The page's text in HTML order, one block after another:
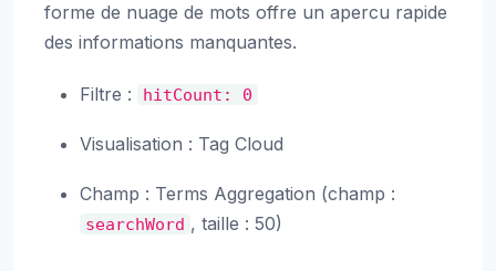
forme de nuage de mots offre un apercu rapide
des informations manquantes.
Filtre : hitCount: 0
Visualisation : Tag Cloud
Champ : Terms Aggregation (champ :
searchWord , taille : 50)